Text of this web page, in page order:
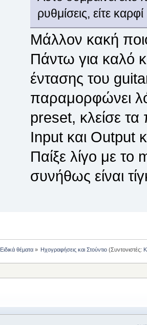
ρυθμίσεις, είτε
Μάλλον κακή
Πάντω για καλό
έντασης του
παραμορφώνει
preset, κλείσε τα
Input και Output
Παίξε λίγο με το
συνήθως είναι
Ειδικά θέματα» Ηχογραφήσεις και Στούντιο(Συντονιστές: